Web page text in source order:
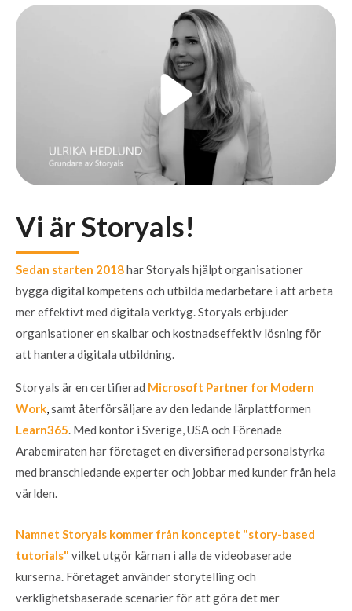
Vi är Storyals!
Sedan starten 2018har Storyals hjälpt organisationer
bygga digital kompetens och utbilda medarbetare i att arbeta
mer effektivt med digitala verktyg. Storyals erbjuder
organisationer en skalbar och kostnadseffektiv lösning för
att hantera digitala utbildning.
Storyals är en certifierad Microsoft Partner for Modern
Work,samt återförsäljare av den ledande lärplattformen
Learn365. Med kontor i Sverige, USA och Förenade
Arabemiraten har företaget en diversifierad personalstyrka
med branschledande experter och jobbar med kunder från hela
världen.
Namnet Storyals kommer från konceptet "story-based
tutorials" vilket utgör kärnan i alla de videobaserade
kurserna. Företaget använder storytelling och
verklighetsbaserade scenarier för att göra det mer